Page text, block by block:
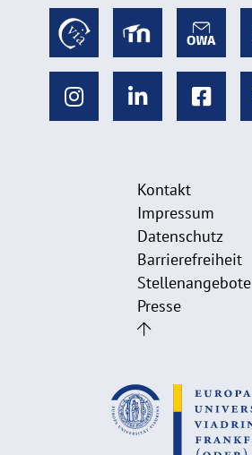
Kontakt
Impressum
Datenschutz
Barrierefreiheit
Stellenangebote
Presse